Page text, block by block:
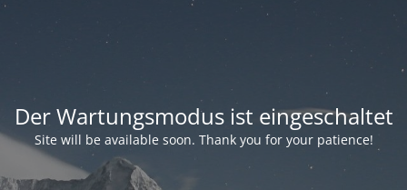
Der Wartungsmodus ist eingeschaltet
Site will be available soon. Thank you for your patience!